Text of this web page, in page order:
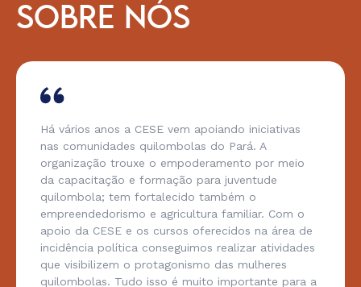
SOBRE NÓS
Há vários anos a CESE vem apoiando iniciativas
nas comunidades quilombolas do Pará. A
organização trouxe o empoderamento por meio
da capacitação e formação para juventude
quilombola; tem fortalecido também o
empreendedorismo e agricultura familiar. Com o
apoio da CESE e os cursos oferecidos na área de
incidência política conseguimos realizar atividades
que visibilizem o protagonismo das mulheres
quilombolas. Tudo isso é muito importante para a